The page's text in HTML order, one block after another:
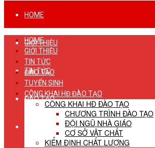
HOME
GIỚI THIỆU
TIN TỨC
ĐÀO TẠO
TUYỂN SINH
HOME
GIỚI THIỆU
TIN TỨC
ĐÀO TẠO
TUYỂN SINH
CÔNG KHAI HĐ ĐÀO TẠO
CÔNG KHAI HĐ ĐÀO TẠO
CHƯƠNG TRÌNH ĐÀO TẠO
ĐỘI NGŨ NHÀ GIÁO
CƠ SỞ VẬT CHẤT
KIỂM ĐỊNH CHẤT LƯỢNG